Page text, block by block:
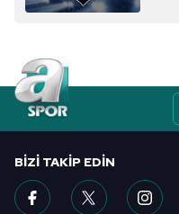
BIZI TAKIP EDIN